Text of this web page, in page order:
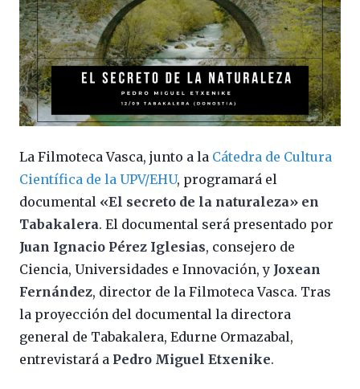
La Filmoteca Vasca, junto a la Cátedra de Cultura
Científica de la UPV/EHU, programará el
documental «El secreto de la naturaleza» en
Tabakalera. El documental será presentado por
Juan Ignacio Pérez Iglesias, consejero de
Ciencia, Universidades e Innovación, y Joxean
Fernández, director de la Filmoteca Vasca. Tras
la proyección del documental la directora
general de Tabakalera, Edurne Ormazabal,
entrevistará a Pedro Miguel Etxenike.